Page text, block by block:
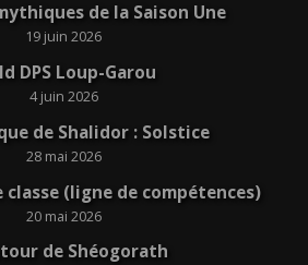
de la Saison Une
19 juin 2026
DPS Loup-Garou
4 juin 2026
de Shalidor : Solstice
28 mai 2026
classe (ligne de compétences)
20 mai 2026
de Shéogorath